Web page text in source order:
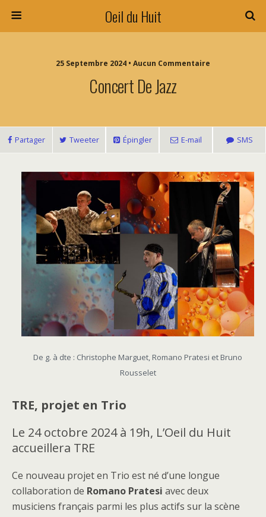
Oeil du Huit
25 Septembre 2024 • Aucun Commentaire
Concert De Jazz
Partager Tweeter Épingler E-mail SMS
De g. à dte : Christophe Marguet, Romano Pratesi et Bruno
Rousselet
TRE, projet en Trio
Le 24 octobre 2024 à 19h, L’Oeil du Huit
accueillera TRE
Ce nouveau projet en Trio est né d’une longue
collaboration de Romano Pratesi avec deux
musiciens français parmi les plus actifs sur la scène